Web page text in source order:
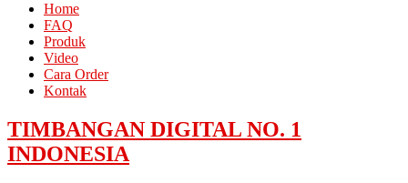
Home
FAQ
Produk
Video
Cara Order
Kontak
TIMBANGAN DIGITAL NO. 1
INDONESIA